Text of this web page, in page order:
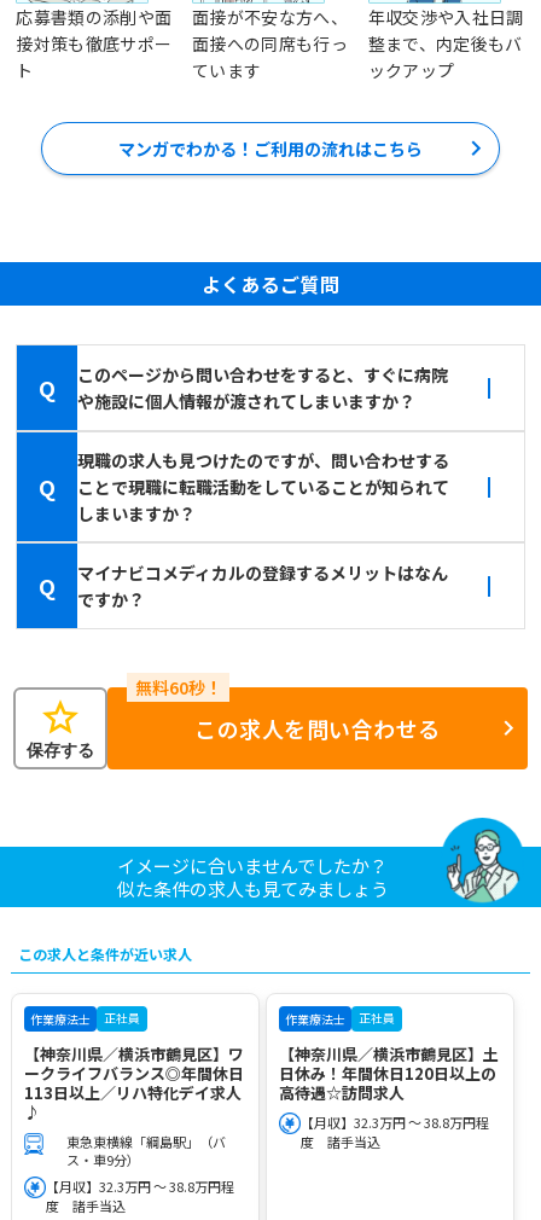
応募書類の添削や面
接対策も徹底サポー
ト
面接が不安な方へ、
面接への同席も行っ
ています
年収交渉や入社日調
整まで、内定後もバ
ックアップ
マンガでわかる！ご利用の流れはこちら
よくあるご質問
Q
このページから問い合わせをすると、すぐに病院
や施設に個人情報が渡されてしまいますか？
Q
現職の求人も見つけたのですが、問い合わせする
ことで現職に転職活動をしていることが知られて
しまいますか？
Q
マイナビコメディカルの登録するメリットはなん
ですか？
star
保存する
この求人を問い合わせる
イメージに合いませんでしたか？
似た条件の求人も見てみましょう
この求人と条件が近い求人
作業療法士 正社員
【神奈川県／横浜市鶴見区】ワ
ークライフバランス◎年間休日
113日以上／リハ特化デイ求人
♪
東急東横線「綱島駅」（バ
ス・車9分）
【月収】32.3万円 ～ 38.8万円程
度 諸手当込
作業療法士 正社員
【神奈川県／横浜市鶴見区】土
日休み！年間休日120日以上の
高待遇☆訪問求人
【月収】32.3万円 ～ 38.8万円程
度 諸手当込